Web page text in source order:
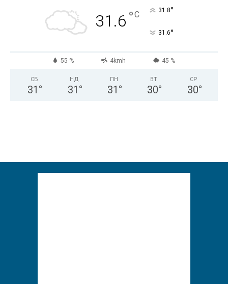
31.6 °C 31.8°
31.6°
55 % 4kmh 45 %
СБ
31 °
НД
31 °
ПН
31 °
ВТ
30°
СР
30°